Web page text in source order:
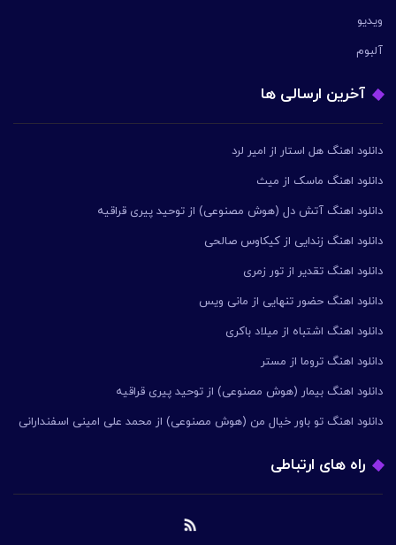
ویدیو
آلبوم
آخرین ارسالی ها
دانلود اهنگ هل استار از امیر لرد
دانلود اهنگ ماسک از میث
دانلود اهنگ آتش دل (هوش مصنوعی) از توحید پیری قراقیه
دانلود اهنگ زندایی از کیکاوس صالحی
دانلود اهنگ تقدیر از تور زمری
دانلود اهنگ حضور تنهایی از مانی ویس
دانلود اهنگ اشتباه از میلاد باکری
دانلود اهنگ تروما از مستر
دانلود اهنگ بیمار (هوش مصنوعی) از توحید پیری قراقیه
دانلود اهنگ تو باور خیال من (هوش مصنوعی) از محمد علی امینی اسفندارانی
راه های ارتباطی